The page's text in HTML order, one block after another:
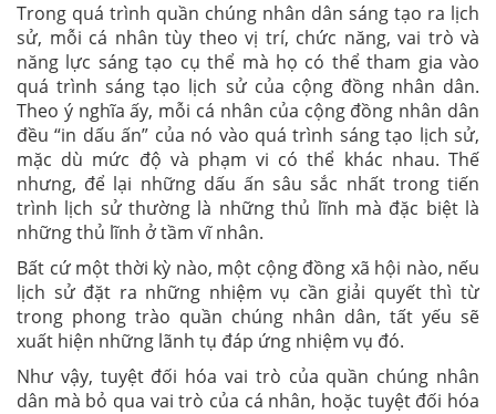
Trong quá trình quần chúng nhân dân sáng tạo ra lịch
sử, mỗi cá nhân tùy theo vị trí, chức năng, vai trò và
năng lực sáng tạo cụ thể mà họ có thể tham gia vào
quá trình sáng tạo lịch sử của cộng đồng nhân dân.
Theo ý nghĩa ấy, mỗi cá nhân của cộng đồng nhân dân
đều “in dấu ấn” của nó vào quá trình sáng tạo lịch sử,
mặc dù mức độ và phạm vi có thể khác nhau. Thế
nhưng, để lại những dấu ấn sâu sắc nhất trong tiến
trình lịch sử thường là những thủ lĩnh mà đặc biệt là
những thủ lĩnh ở tầm vĩ nhân.
Bất cứ một thời kỳ nào, một cộng đồng xã hội nào, nếu
lịch sử đặt ra những nhiệm vụ cần giải quyết thì từ
trong phong trào quần chúng nhân dân, tất yếu sẽ
xuất hiện những lãnh tụ đáp ứng nhiệm vụ đó.
Như vậy, tuyệt đối hóa vai trò của quần chúng nhân
dân mà bỏ qua vai trò của cá nhân, hoặc tuyệt đối hóa